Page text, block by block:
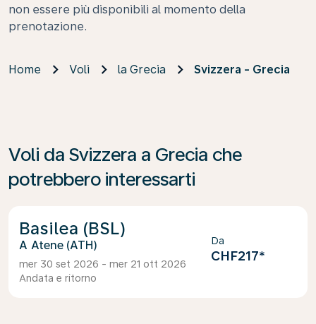
non essere più disponibili al momento della
prenotazione.
Home Voli la Grecia Svizzera - Grecia
Voli da Svizzera a Grecia che
potrebbero interessarti
Basilea (BSL)
Atene (ATH)
mer 30 set 2026 - mer 21 ott 2026
Andata e ritorno
Da
CHF217*